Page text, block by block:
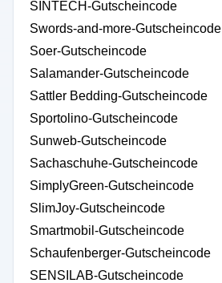
SINTECH-Gutscheincode
Swords-and-more-Gutscheincode
Soer-Gutscheincode
Salamander-Gutscheincode
Sattler Bedding-Gutscheincode
Sportolino-Gutscheincode
Sunweb-Gutscheincode
Sachaschuhe-Gutscheincode
SimplyGreen-Gutscheincode
SlimJoy-Gutscheincode
Smartmobil-Gutscheincode
Schaufenberger-Gutscheincode
SENSILAB-Gutscheincode